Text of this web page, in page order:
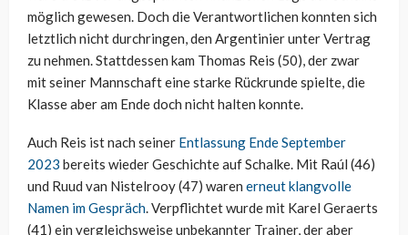
möglich gewesen. Doch die Verantwortlichen konnten sich
letztlich nicht durchringen, den Argentinier unter Vertrag
zu nehmen. Stattdessen kam Thomas Reis (50), der zwar
mit seiner Mannschaft eine starke Rückrunde spielte, die
Klasse aber am Ende doch nicht halten konnte.
Auch Reis ist nach seiner Entlassung Ende September
2023 bereits wieder Geschichte auf Schalke. Mit Raúl (46)
und Ruud van Nistelrooy (47) waren erneut klangvolle
Namen im Gespräch. Verpflichtet wurde mit Karel Geraerts
(41) ein vergleichsweise unbekannter Trainer, der aber